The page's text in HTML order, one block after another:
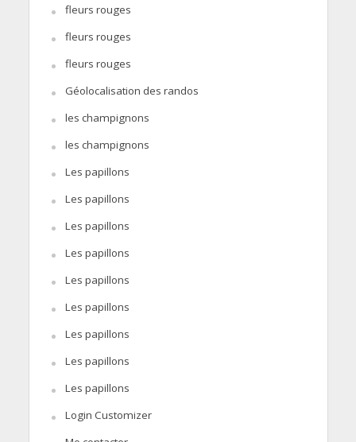
fleurs rouges
fleurs rouges
fleurs rouges
Géolocalisation des randos
les champignons
les champignons
Les papillons
Les papillons
Les papillons
Les papillons
Les papillons
Les papillons
Les papillons
Les papillons
Les papillons
Login Customizer